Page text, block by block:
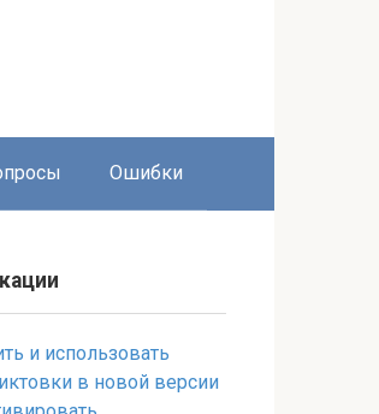
Ошибки
и использовать
в новой версии